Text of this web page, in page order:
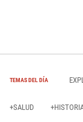
TEMAS DEL DÍA
+SALUD